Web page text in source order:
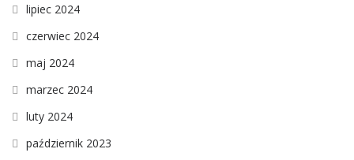
lipiec 2024
czerwiec 2024
maj 2024
marzec 2024
luty 2024
październik 2023